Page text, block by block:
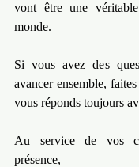
vont être une
monde.
Si vous avez des
avancer ensemble,
vous réponds toujours
Au service de vos
présence,